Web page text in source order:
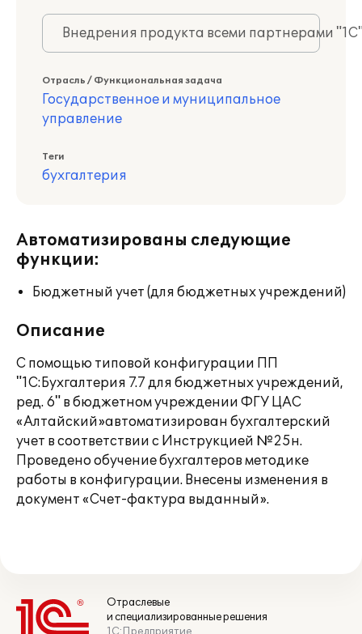
Внедрения продукта всеми партнерами
Отрасль / Функциональная задача
Государственное и муниципальное
управление
Теги
бухгалтерия
Автоматизированы следующие
функции:
Бюджетный учет (для бюджетных учреждений)
Описание
С помощью типовой конфигурации ПП
"1С:Бухгалтерия 7.7 для бюджетных учреждений,
ред. 6" в бюджетном учреждении ФГУ ЦАС
«Алтайский»автоматизирован бухгалтерский
учет в соответствии с Инструкцией №25н.
Проведено обучение бухгалтеров методике
работы в конфигурации. Внесены изменения в
документ «Счет-фактура выданный».
Отраслевые
и специализированные решения